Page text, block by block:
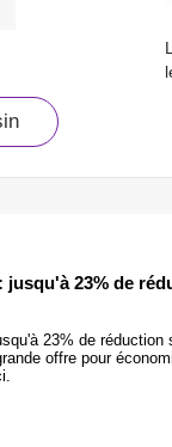
jusqu'à 23% de
23% de réduction
offre pour